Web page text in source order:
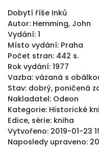
Dobytí říše Inků
Autor: Hemming, John
Vydání: 1
Místo vydání: Praha
Počet stran: 442 s.
Rok vydání: 1977
Vazba: vázaná s
Stav: dobrý, poničená
Nakladatel: Odeon
Kategorie: Historické
Edice, série: kniha
Vytvořeno: 2019-01-23
Naposledy upraveno: